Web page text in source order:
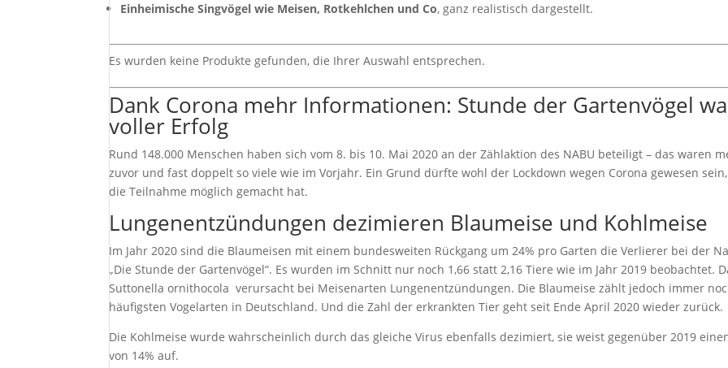
Einheimische Singvögel wie Meisen, Rotkehlchen und Co, ganz realistisch dargestellt.
Es wurden keine Produkte gefunden, die Ihrer Auswahl entsprechen.
Dank Corona mehr Informationen: Stunde der Gartenvögel
voller Erfolg
Rund 148.000 Menschen haben sich vom 8. bis 10. Mai 2020 an der Zählaktion des NABU beteiligt – das waren
zuvor und fast doppelt so viele wie im Vorjahr. Ein Grund dürfte wohl der Lockdown wegen Corona gewesen
die Teilnahme möglich gemacht hat.
Lungenentzündungen dezimieren Blaumeise und Kohlmeise
Im Jahr 2020 sind die Blaumeisen mit einem bundesweiten Rückgang um 24% pro Garten die Verlierer bei der
„Die Stunde der Gartenvögel“. Es wurden im Schnitt nur noch 1,66 statt 2,16 Tiere wie im Jahr 2019 beobachtet.
Suttonella ornithocola verursacht bei Meisenarten Lungenentzündungen. Die Blaumeise zählt jedoch immer
häufigsten Vogelarten in Deutschland. Und die Zahl der erkrankten Tier geht seit Ende April 2020 wieder zurück.
Die Kohlmeise wurde wahrscheinlich durch das gleiche Virus ebenfalls dezimiert, sie weist gegenüber 2019
von 14% auf.